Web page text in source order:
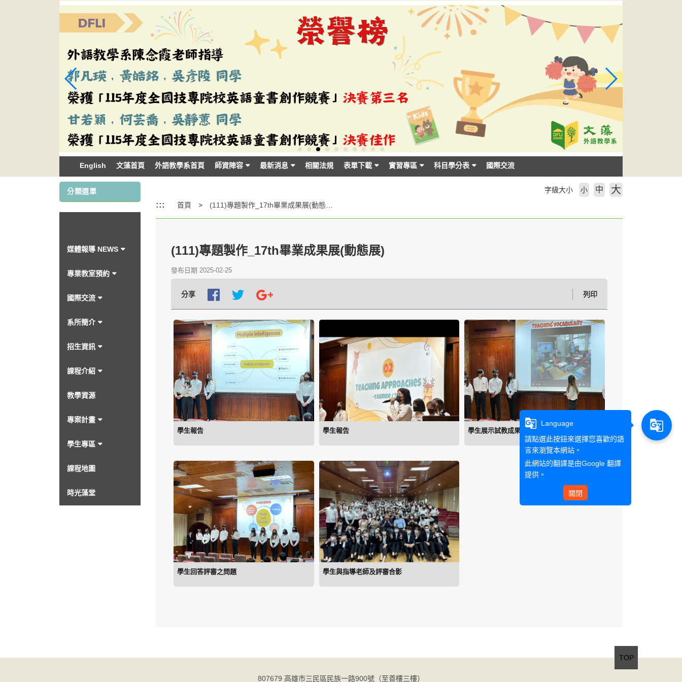
English 文藻首頁 外語教學系首頁 師資陣容 最新消息 相關法規 表單下載 實習專區 科目學分表 國際交流
分類選單
媒體報導 NEWS
專業教室預約
國際交流
系所簡介
招生資訊
課程介紹
教學資源
專案計畫
學生專區
課程地圖
時光藻堂
::: 首頁
字級大小 小 中 大
(111)專題製作_17th畢業成果展(動態展)
發布日期 2025-02-25
分享 列印
學生報告 學生報告 學生展示試教成果
學生回答評審之問題 學生與指導老師及評審合影
807679 高雄市三民區民族一路900號（至善樓三樓）
TOP
g_translate
Language
請點選此按鈕來選擇您喜歡的語
言來瀏覽本網站。
此網站的翻譯是由Google 翻譯
提供。
關閉
g_translate